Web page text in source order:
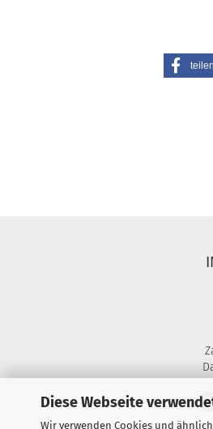
Diese Webseite
Wir verwenden Cookies und
teilen